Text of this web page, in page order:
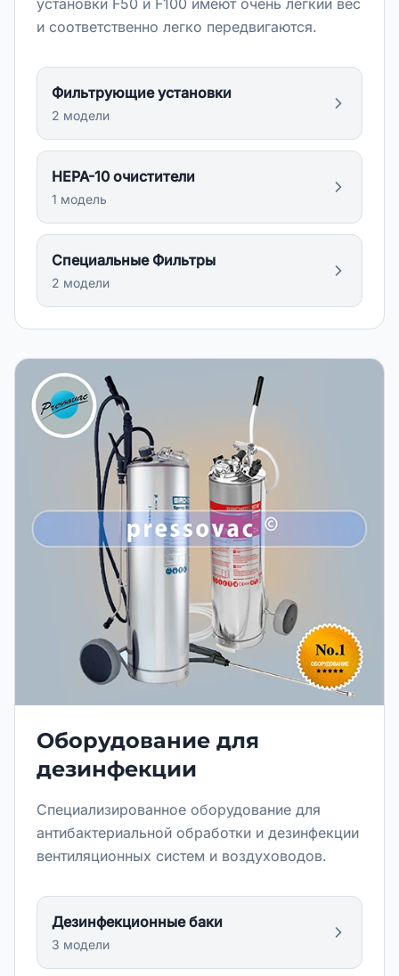
установки F50 и F100 имеют очень лёгкий вес
и соответственно легко передвигаются.
Фильтрующие установки
2 модели
HEPA-10 очистители
1 модель
Специальные Фильтры
2 модели
Оборудование для
дезинфекции
Специализированное оборудование для
антибактериальной обработки и дезинфекции
вентиляционных систем и воздуховодов.
Дезинфекционные баки
3 модели